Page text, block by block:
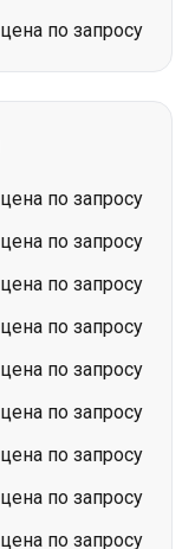
цена по запросу
цена по запросу
цена по запросу
цена по запросу
цена по запросу
цена по запросу
цена по запросу
цена по запросу
цена по запросу
цена по запросу